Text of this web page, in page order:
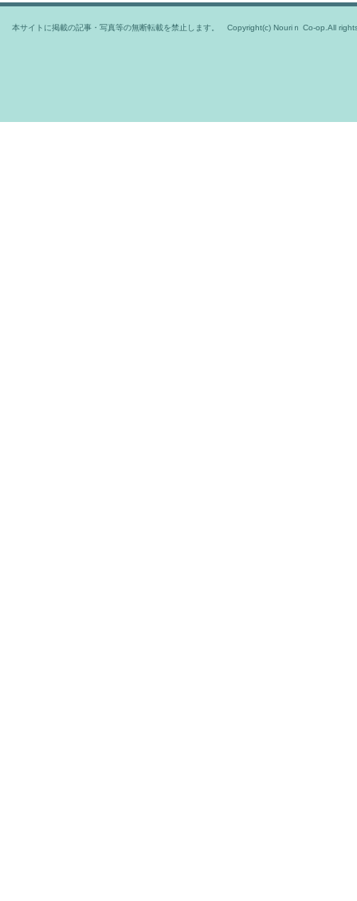
本サイトに掲載の記事・写真等の無断転載を禁止します。 Copyright(c) Nouriｎ Co-op.All